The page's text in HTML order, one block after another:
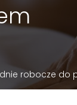
robocze do